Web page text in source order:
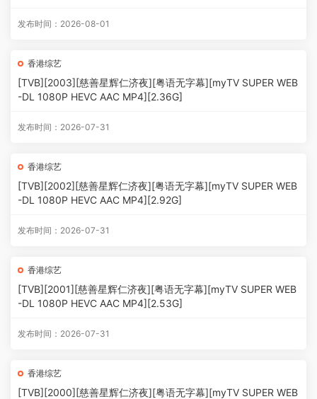
发布时间：2026-08-01
香港综艺
[TVB][2003][慈善星辉仁济夜][粤语无字幕][myTV SUPER WEB
-DL 1080P HEVC AAC MP4][2.36G]
发布时间：2026-07-31
香港综艺
[TVB][2002][慈善星辉仁济夜][粤语无字幕][myTV SUPER WEB
-DL 1080P HEVC AAC MP4][2.92G]
发布时间：2026-07-31
香港综艺
[TVB][2001][慈善星辉仁济夜][粤语无字幕][myTV SUPER WEB
-DL 1080P HEVC AAC MP4][2.53G]
发布时间：2026-07-31
香港综艺
[TVB][2000][慈善星辉仁济夜][粤语无字幕][myTV SUPER WEB